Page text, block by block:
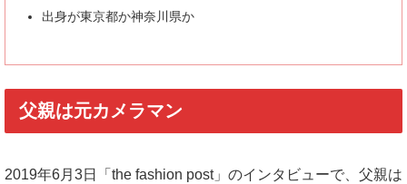
出身が東京都か神奈川県か
父親は元カメラマン
2019年6月3日「the fashion post」のインタビューで、父親は